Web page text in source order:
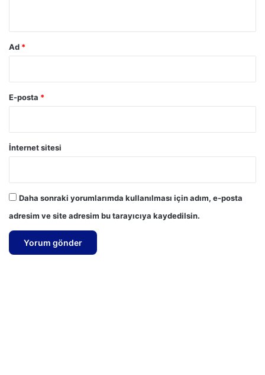
Ad *
E-posta *
İnternet sitesi
Daha sonraki yorumlarımda kullanılması için adım, e-posta
adresim ve site adresim bu tarayıcıya kaydedilsin.